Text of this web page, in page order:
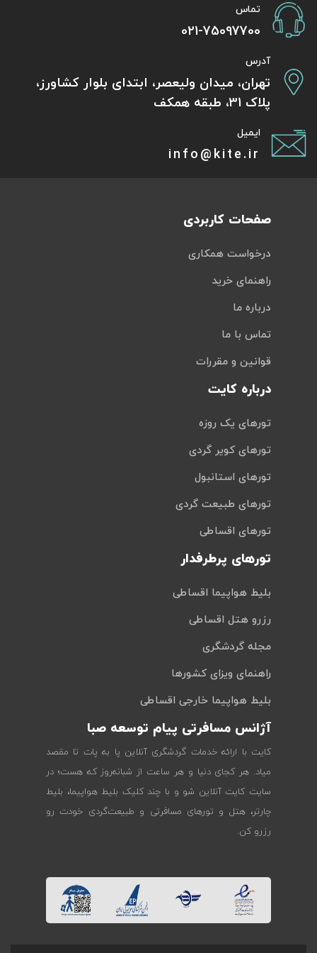
تماس
021-75097700
آدرس
تهران، میدان ولیعصر، ابتدای بلوار کشاورز،
پلاک 31، طبقه همکف
ایمیل
info@kite.ir
صفحات کاربردی
درخواست همکاری
راهنمای خرید
درباره ما
تماس با ما
قوانین و مقررات
درباره کایت
تورهای یک روزه
تورهای کویر گردی
تورهای استانبول
تورهای طبیعت گردی
تورهای اقساطی
تورهای پرطرفدار
بلیط هواپیما اقساطی
رزرو هتل اقساطی
مجله گردشگری
راهنمای ویزای کشورها
بلیط هواپیما خارجی اقساطی
آژانس مسافرتی پیام توسعه صبا
کایت با ارائه خدمات گردشگری آنلاین پا به پات تا مقصد
میاد. هر کجای دنیا و هر ساعت از شبانه‌روز که هست؛ در
سایت کایت آنلاین شو و با چند کلیک بلیط هواپیما، بلیط
چارتر، هتل و تورهای مسافرتی و طبیعت‌گردی خودت رو
رزرو کن.